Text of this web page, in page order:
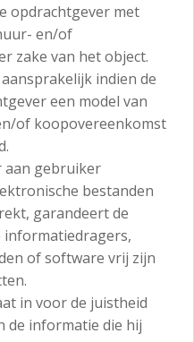
opdrachtgever met
en/of
zake van het object.
indien de
een model van
of koopovereenkomst
aan gebruiker
bestanden
garandeert de
informatiedragers,
of software vrij zijn
in voor de juistheid
de informatie die hij